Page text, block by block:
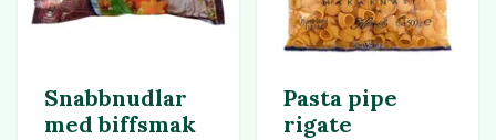
Snabbnudlar
med biffsmak
Pasta pipe
rigate